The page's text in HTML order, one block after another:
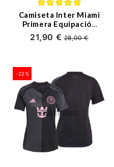
Camiseta Inter Miami
Primera Equipación
2023/2024 Mujer
21,90 €28,00 €
-22%